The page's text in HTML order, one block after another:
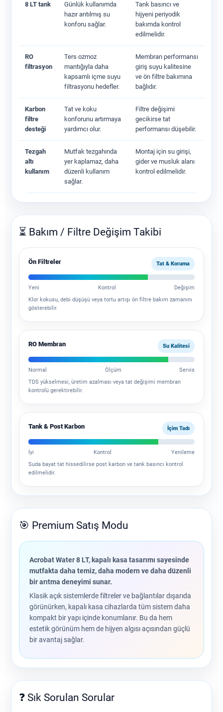
8 LT tank
Günlük kullanımda
hazır arıtılmış su
konforu sağlar.
Tank basıncı ve
hijyeni periyodik
bakımda kontrol
edilmelidir.
RO
filtrasyon
Ters ozmoz
mantığıyla daha
kapsamlı içme suyu
filtrasyonu hedefler.
Membran performansı
giriş suyu kalitesine
ve ön filtre bakımına
bağlıdır.
Karbon
filtre
desteği
Tat ve koku
konforunu artırmaya
yardımcı olur.
Filtre değişimi
gecikirse tat
performansı düşebilir.
Tezgah
altı
kullanım
Mutfak tezgahında
yer kaplamaz, daha
düzenli kullanım
sağlar.
Montaj için su girişi,
gider ve musluk alanı
kontrol edilmelidir.
⏳ Bakım / Filtre Değişim Takibi
Ön Filtreler Tat & Koruma
Yeni Kontrol
Değişim
Klor kokusu, debi düşüşü veya tortu artışı ön filtre bakım zamanını
gösterebilir.
RO Membran Su Kalitesi
Normal Ölçüm
Servis
TDS yükselmesi, üretim azalması veya tat değişimi membran
kontrolü gerektirebilir.
Tank & Post Karbon İçim Tadı
İyi Kontrol
Yenileme
Suda bayat tat hissedilirse post karbon ve tank basıncı kontrol
edilmelidir.
🎯 Premium Satış Modu
Acrobat Water 8 LT, kapalı kasa tasarımı sayesinde
mutfakta daha temiz, daha modern ve daha düzenli
bir arıtma deneyimi sunar.
Klasik açık sistemlerde filtreler ve bağlantılar dışarıda
görünürken, kapalı kasa cihazlarda tüm sistem daha
kompakt bir yapı içinde konumlanır. Bu da hem
estetik görünüm hem de hijyen algısı açısından güçlü
bir avantaj sağlar.
❓ Sık Sorulan Sorular